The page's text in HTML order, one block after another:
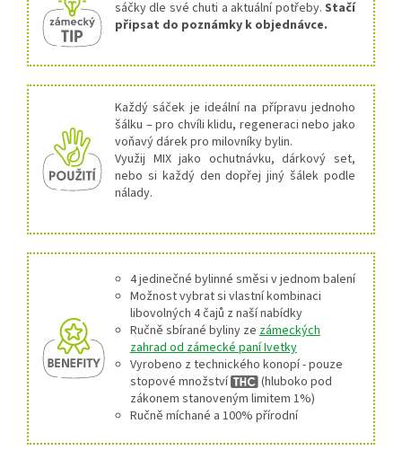
sáčky dle své chuti a aktuální potřeby. Stačí
připsat do poznámky k objednávce.
Každý sáček je ideální na přípravu jednoho
šálku – pro chvíli klidu, regeneraci nebo jako
voňavý dárek pro milovníky bylin.
Využij MIX jako ochutnávku, dárkový set,
nebo si každý den dopřej jiný šálek podle
nálady.
4 jedinečné bylinné směsi v jednom balení
Možnost vybrat si vlastní kombinaci
libovolných 4 čajů z naší nabídky
Ručně sbírané byliny zezámeckých
zahrad od zámecké paní Ivetky
Vyrobeno z technického konopí - pouze
stopové množství
(hluboko pod
zákonem stanoveným limitem 1%)
Ručně míchané a 100% přírodní